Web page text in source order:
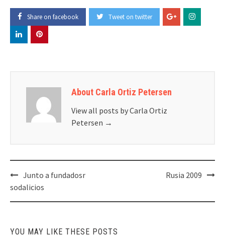
Share on facebook Tweet on twitter
About Carla Ortiz Petersen
View all posts by Carla Ortiz
Petersen →
Post
navigation
Junto a fundadosr
sodalicios
Rusia 2009
YOU MAY LIKE THESE POSTS